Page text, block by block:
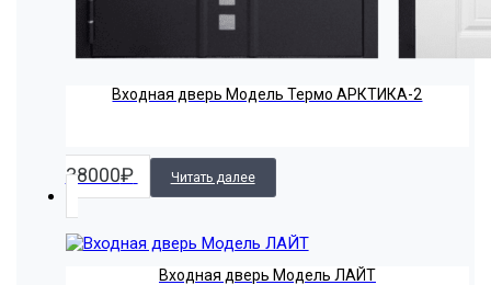
Входная дверь Модель Термо АРКТИКА-2
38000₽ Читать далее
Входная дверь Модель ЛАЙТ